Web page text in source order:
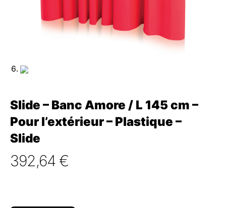
Slide – Banc Amore / L 145 cm –
Pour l’extérieur – Plastique –
Slide
392,64 €